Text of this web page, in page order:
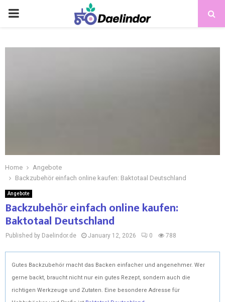
Home
Angebote
Backzubehör einfach online kaufen: Baktotaal Deutschland
Angebote
Backzubehör einfach online kaufen:
Baktotaal Deutschland
Published by Daelindor.de January 12, 2026 0 788
Gutes Backzubehör macht das Backen einfacher und angenehmer. Wer
gerne backt, braucht nicht nur ein gutes Rezept, sondern auch die
richtigen Werkzeuge und Zutaten. Eine besondere Adresse für